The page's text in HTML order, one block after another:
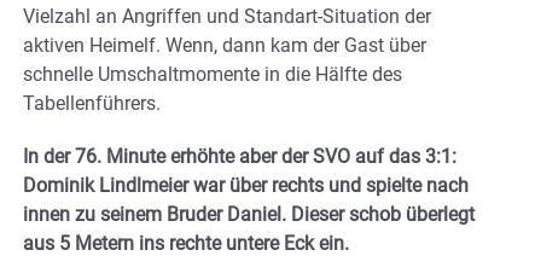
Vielzahl an Angriffen und Standart-Situation der
aktiven Heimelf. Wenn, dann kam der Gast über
schnelle Umschaltmomente in die Hälfte des
Tabellenführers.
In der 76. Minute erhöhte aber der SVO auf das 3:1:
Dominik Lindlmeier war über rechts und spielte nach
innen zu seinem Bruder Daniel. Dieser schob überlegt
aus 5 Metern ins rechte untere Eck ein.